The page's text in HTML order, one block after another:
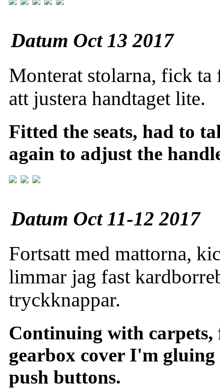
Datum Oct 13 2017
Monterat stolarna, fick
att justera handtaget lite.
Fitted the seats, had to
again to adjust the
Datum Oct 11-12 2017
Fortsatt med mattorna,
limmar jag fast
tryckknappar.
Continuing with
gearbox cover I'm
push buttons.